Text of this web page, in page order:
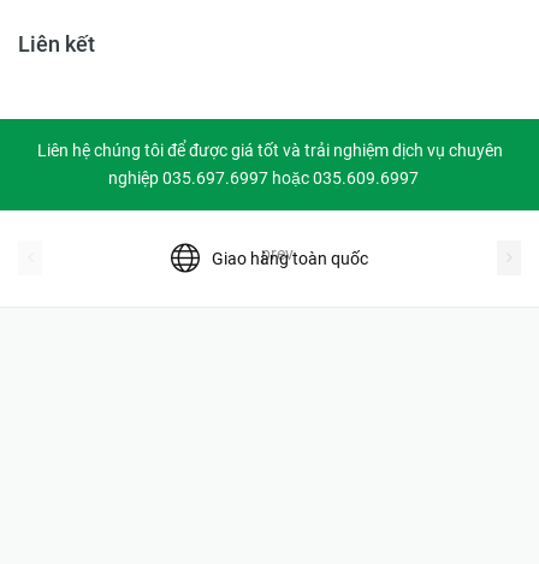
Liên kết
Liên hệ chúng tôi để được giá tốt và trải nghiệm dịch vụ chuyên
nghiệp 035.697.6997 hoặc 035.609.6997
Giao hàng toàn quốc
prev